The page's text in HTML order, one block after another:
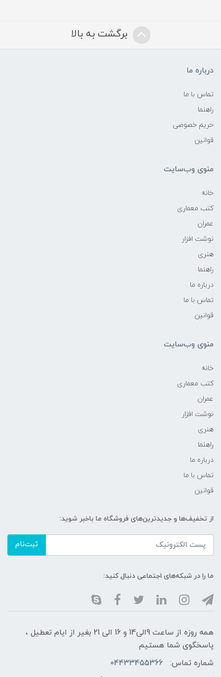
برگشت به بالا
درباره ما
تماس با ما
راهنما
حریم خصوصی
قوانین
منوی وب‌سایت
خانه
کتب معماری
عمران
نوشت افزار
هنری
راهنما
درباره ما
تماس با ما
قوانین
منوی وب‌سایت
خانه
کتب معماری
عمران
نوشت افزار
هنری
راهنما
درباره ما
تماس با ما
قوانین
از تخفیف‌ها و جدیدترین‌های فروشگاه ما باخبر شوید:
ثبت‌نام
ما را در شبکه‌های اجتماعی دنبال کنید:
همه روزه از ساعت 9الی14 و 16 الی 21 بغیر از ایام تعطیل ،
پاسخگوی شما هستیم
شماره تماس:
04433455366